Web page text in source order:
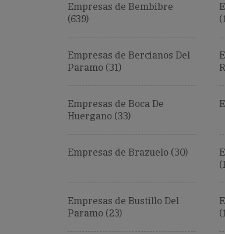
Empresas de Bembibre
(639)
Empresas de Bercianos Del
Paramo (31)
Empresas de Boca De
Huergano (33)
Empresas de Brazuelo (30)
Empresas de Bustillo Del
Paramo (23)